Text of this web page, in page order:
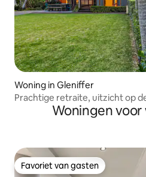
Woning in Gleniffer
Prachtige retraite, uitzicht op
Woningen
Favoriet van gasten
Favoriet van gasten